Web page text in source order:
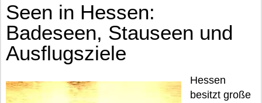
Seen in Hessen:
Badeseen, Stauseen und
Ausflugsziele
Hessen
besitzt große